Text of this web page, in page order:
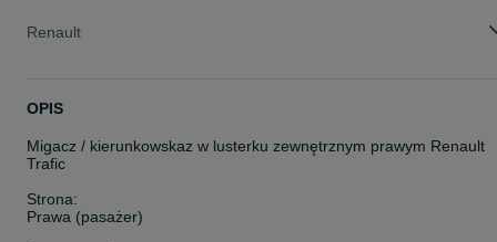
Renault
OPIS
Migacz / kierunkowskaz w lusterku zewnętrznym prawym Renault
Trafic
Strona:
Prawa (pasażer)